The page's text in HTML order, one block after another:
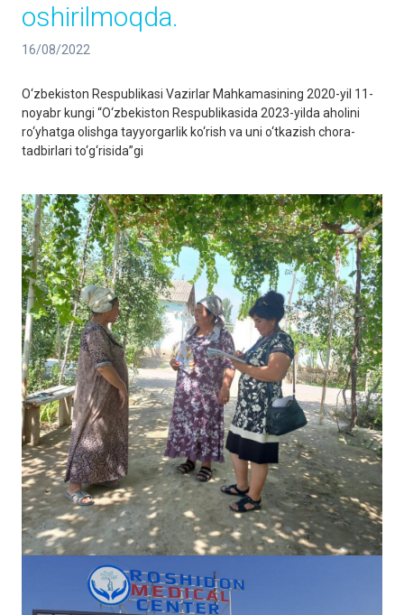
oshirilmoqda.
16/08/2022
O‘zbekiston Respublikasi Vazirlar Mahkamasining 2020-yil 11-
noyabr kungi “O‘zbekiston Respublikasida 2023-yilda aholini
ro‘yhatga olishga tayyorgarlik ko‘rish va uni o‘tkazish chora-
tadbirlari to‘g‘risida”gi